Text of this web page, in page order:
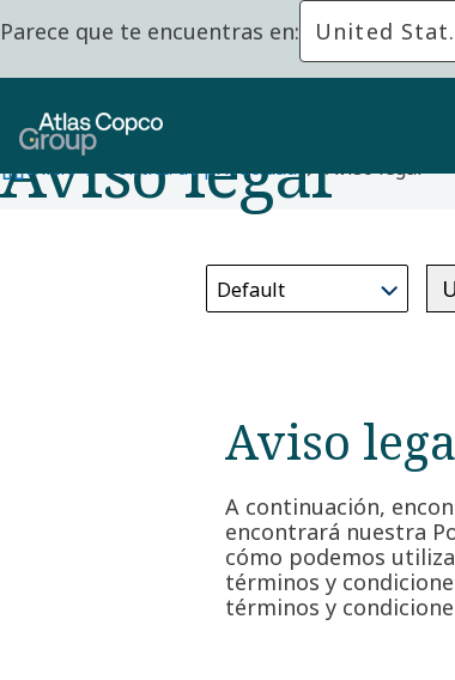
Parece que te encuentras en: United
Inicio
Política de privacidad Aviso legal
Aviso legal
Aviso
A continuación,
encontrará nuestra
cómo podemos
términos y
términos y